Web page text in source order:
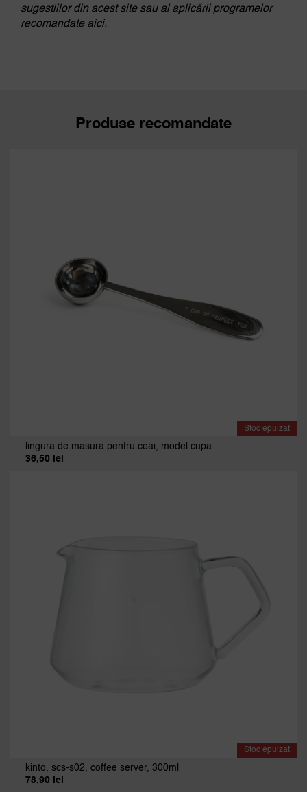
sugestiilor din acest site sau al aplicării programelor
recomandate aici.
Produse recomandate
Stoc epuizat
lingura de masura pentru ceai, model cupa
36,50
lei
Stoc epuizat
kinto, scs-s02, coffee server, 300ml
78,90
lei